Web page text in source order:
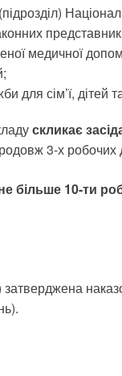
медичної
для сім’ї, дітей
скликає
3-х
більше 10-ти